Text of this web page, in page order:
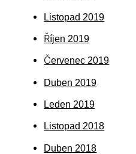
Listopad 2019
Říjen 2019
Červenec 2019
Duben 2019
Leden 2019
Listopad 2018
Duben 2018